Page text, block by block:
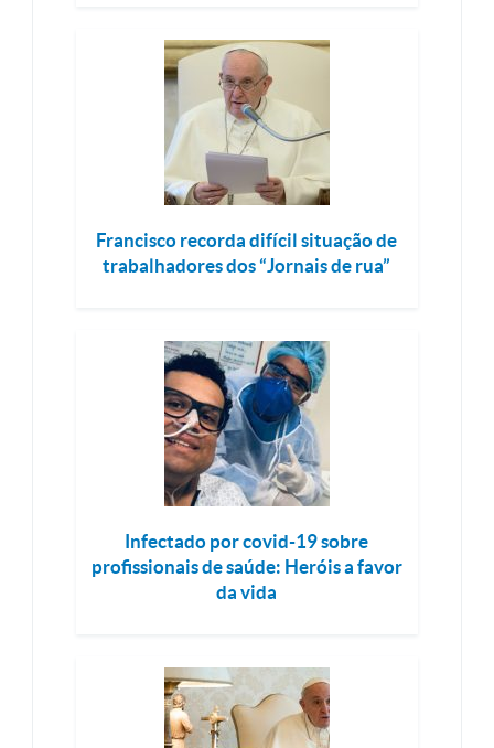
Francisco recorda difícil situação de
trabalhadores dos “Jornais de rua”
Infectado por covid-19 sobre
profissionais de saúde: Heróis a favor
da vida